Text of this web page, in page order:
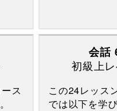
ス
会話
初級上
この24レッス
では以下を学